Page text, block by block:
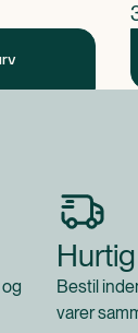
Bestil
varer